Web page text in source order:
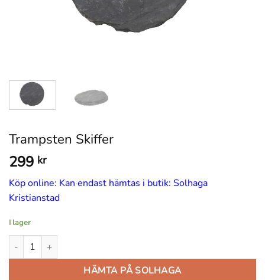
Trampsten Skiffer
299 kr
Köp online: Kan endast hämtas i butik: Solhaga
Kristianstad
I lager
Trampsten Skiffer mängd
HÄMTA PÅ SOLHAGA